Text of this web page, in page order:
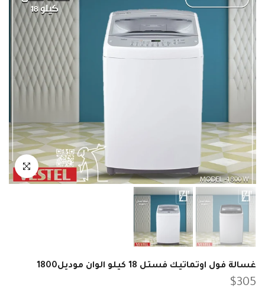
انقر للتكبير
غسالة فول اوتماتيك فستل 18 كيلو الوان موديل1800
$305